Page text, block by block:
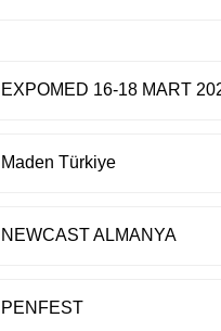
EXPOMED 16-18 MART
Maden Türkiye
NEWCAST ALMANYA
PENFEST